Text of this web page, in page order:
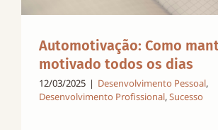
Automotivação: Como
motivado todos os dias
12/03/2025 | Desenvolvimento Pessoal,
Desenvolvimento Profissional,Sucesso